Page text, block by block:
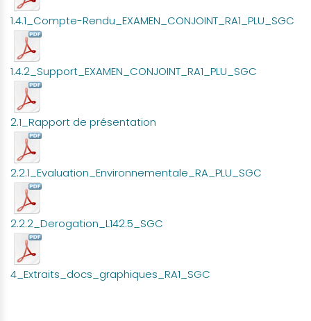
1.4.1_Compte-Rendu_EXAMEN_CONJOINT_RA1_PLU_SGC
1.4.2_Support_EXAMEN_CONJOINT_RA1_PLU_SGC
2.1_Rapport de présentation
2.2.1_Evaluation_Environnementale_RA_PLU_SGC
2.2.2_Derogation_L142.5_SGC
4_Extraits_docs_graphiques_RA1_SGC